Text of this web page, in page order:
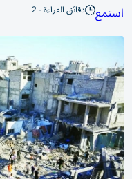
استمع دقائق القراءة - 2